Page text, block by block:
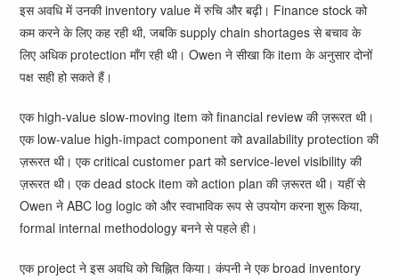
इस अवधि में उनकी inventory value में रुचि और बढ़ी। Finance stock को
कम करने के लिए कह रही थी, जबकि supply chain shortages से बचाव के
लिए अधिक protection माँग रही थी। Owen ने सीखा कि item के अनुसार दोनों
पक्ष सही हो सकते हैं।
एक high-value slow-moving item को financial review की ज़रूरत थी।
एक low-value high-impact component को availability protection की
ज़रूरत थी। एक critical customer part को service-level visibility की
ज़रूरत थी। एक dead stock item को action plan की ज़रूरत थी। यहीं से
Owen ने ABC log logic को और स्वाभाविक रूप से उपयोग करना शुरू किया,
formal internal methodology बनने से पहले ही।
एक project ने इस अवधि को चिह्नित किया। कंपनी ने एक broad inventory